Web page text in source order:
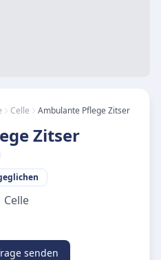
Celle Ambulante Pflege Zitser
Zitser
Celle
senden